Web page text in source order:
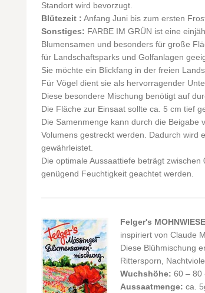
Standort wird bevorzugt.
Blütezeit : Anfang Juni bis zum ersten
Sonstiges: FARBE IM GRÜN ist eine
Blumensamen und besonders für große
für Landschaftsparks und Golfanlagen
Sie möchte ein Blickfang in der freien
Für Vögel dient sie als hervorragender
Diese besondere Mischung benötigt auf
Die Fläche zur Einsaat sollte ca. 5 cm tief
Die Samenmenge kann durch die
Volumens gestreckt werden. Dadurch wird
gewährleistet.
Die optimale Aussaattiefe beträgt
genügend Feuchtigkeit geachtet werden.
Felger's MOHNWIESE
inspiriert von Claude
Diese Blühmischung
Rittersporn,
Wuchshöhe: 60 – 80
Aussaatmenge: ca.